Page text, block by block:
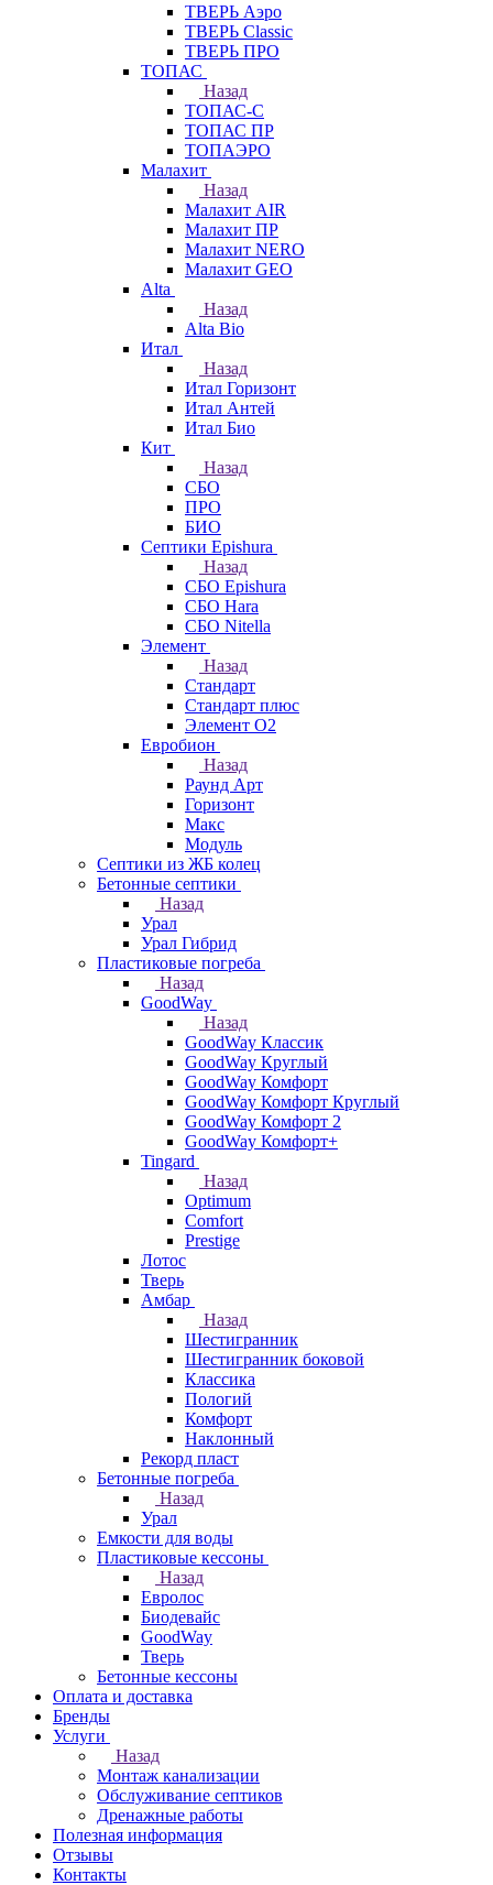
ТВЕРЬ Аэро
ТВЕРЬ Classic
ТВЕРЬ ПРО
ТОПАС
Назад
ТОПАС-С
ТОПАС ПР
ТОПАЭРО
Малахит
Назад
Малахит AIR
Малахит ПР
Малахит NERO
Малахит GEO
Alta
Назад
Alta Bio
Итал
Назад
Итал Горизонт
Итал Антей
Итал Био
Кит
Назад
СБО
ПРО
БИО
Септики Epishura
Назад
СБО Epishura
СБО Hara
СБО Nitella
Элемент
Назад
Стандарт
Стандарт плюс
Элемент О2
Евробион
Назад
Раунд Арт
Горизонт
Макс
Модуль
Септики из ЖБ колец
Бетонные септики
Назад
Урал
Урал Гибрид
Пластиковые погреба
Назад
GoodWay
Назад
GoodWay Классик
GoodWay Круглый
GoodWay Комфорт
GoodWay Комфорт Круглый
GoodWay Комфорт 2
GoodWay Комфорт+
Tingard
Назад
Optimum
Comfort
Prestige
Лотос
Тверь
Амбар
Назад
Шестигранник
Шестигранник боковой
Классика
Пологий
Комфорт
Наклонный
Рекорд пласт
Бетонные погреба
Назад
Урал
Емкости для воды
Пластиковые кессоны
Назад
Евролос
Биодевайс
GoodWay
Тверь
Бетонные кессоны
Оплата и доставка
Бренды
Услуги
Назад
Монтаж канализации
Обслуживание септиков
Дренажные работы
Полезная информация
Отзывы
Контакты